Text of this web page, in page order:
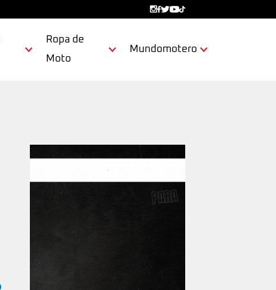
Ropa de
Moto
Mundomotero